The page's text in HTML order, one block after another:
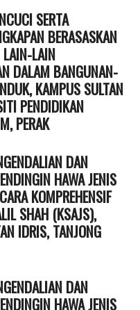
SERTA
BERASASKAN
LAIN-LAIN
DALAM BANGUNAN-
KAMPUS SULTAN
PENDIDIKAN
PERAK
DAN
HAWA JENIS
KOMPREHENSIF
SHAH (KSAJS),
IDRIS, TANJONG
DAN
HAWA JENIS